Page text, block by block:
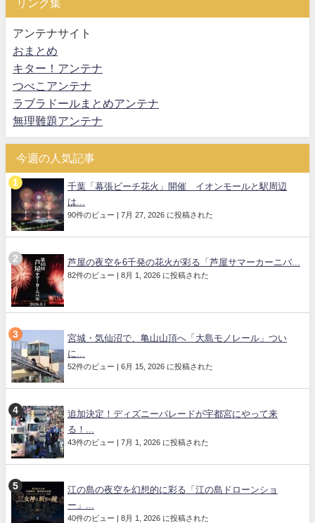
リンク集
アンテナサイト
おまとめ
キター！アンテナ
つべこアンテナ
ラブラドールまとめアンテナ
無理難題アンテナ
今週の人気記事
千葉「幕張ビーチ花火」開催 イオンモールと駅周辺
は...
90件のビュー | 7月 27, 2026 に投稿された
芦屋の夜空を6千発の花火が彩る「芦屋サマーカーニバ...
82件のビュー | 8月 1, 2026 に投稿された
宮城・気仙沼で、亀山山頂へ「大島モノレール」つい
に...
52件のビュー | 6月 15, 2026 に投稿された
追加決定！ディズニーパレードが宇都宮にやって来
る！...
43件のビュー | 7月 1, 2026 に投稿された
江の島の夜空を幻想的に彩る「江の島ドローンショ
ー」...
40件のビュー | 8月 1, 2026 に投稿された